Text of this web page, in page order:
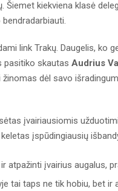
Šiemet kiekviena klasė
link Trakų. Daugelis, ko
pasitiko skautas Audrius
dėl savo
įvairiausiomis
įspūdingiausių
atpažinti įvairius augalus,
tai taps ne tik hobiu, bet ir